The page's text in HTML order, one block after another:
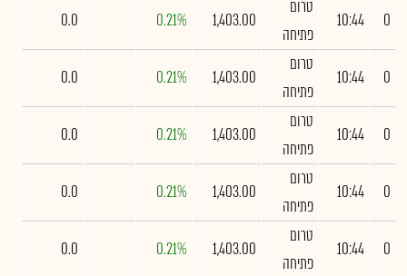
0
10:44
טרום
פתיחה
1,403.00
0.21%
0.0
0
10:44
טרום
פתיחה
1,403.00
0.21%
0.0
0
10:44
טרום
פתיחה
1,403.00
0.21%
0.0
0
10:44
טרום
פתיחה
1,403.00
0.21%
0.0
0
10:44
טרום
פתיחה
1,403.00
0.21%
0.0